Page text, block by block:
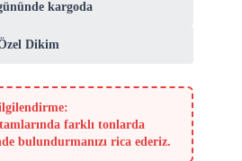
kargoda
Dikim
farklı tonlarda
bulundurmanızı rica ederiz.